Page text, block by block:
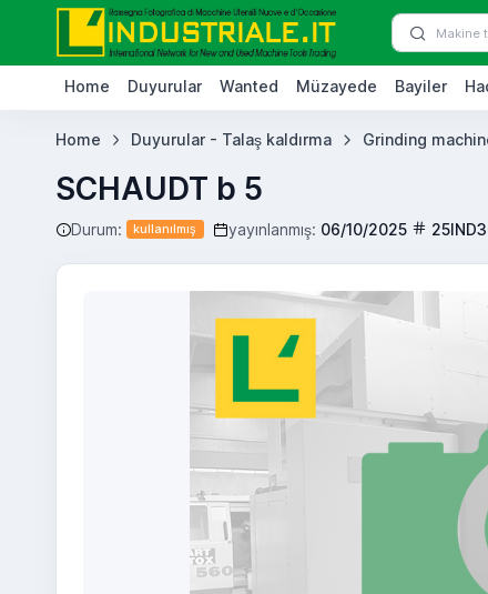
Home Duyurular Wanted Müzayede Bayiler
Home Duyurular - Talaş kaldırma Grinding
SCHAUDT b 5
Durum: kullanılmış yayınlanmış: 06/10/2025